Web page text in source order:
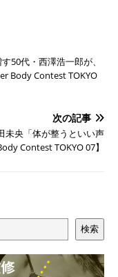
50代・西澤浩一郎が、
Body Contest TOKYO
次の記事
未央「体が整うといい声
Contest TOKYO 07】
検索